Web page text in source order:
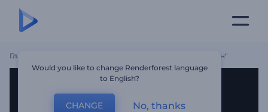
Главная Видеозаставка "Красочный Рамадан"
Would you like to change Renderforest language
to English?
CHANGE No, thanks